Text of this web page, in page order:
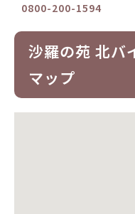
0800-200-1594
沙羅の苑 北バ
マップ